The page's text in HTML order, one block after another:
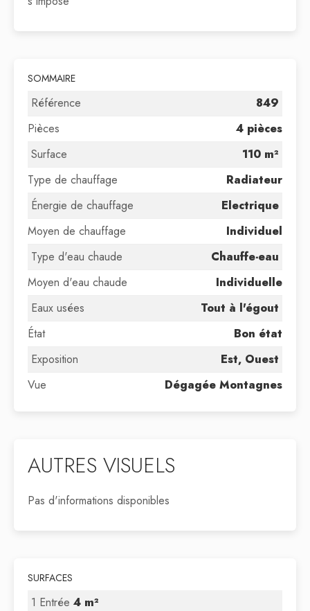
SOMMAIRE
Référence
849
Pièces
4 pièces
Surface
110 m²
Type de chauffage
Radiateur
Énergie de chauffage
Electrique
Moyen de chauffage
Individuel
Type d'eau chaude
Chauffe-eau
Moyen d'eau chaude
Individuelle
Eaux usées
Tout à l'égout
État
Bon état
Exposition
Est, Ouest
Vue
Dégagée Montagnes
AUTRES VISUELS
Pas d'informations disponibles
SURFACES
1 Entrée 4 m²